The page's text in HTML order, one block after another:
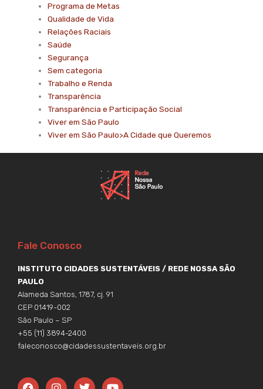
Programa de Metas
Qualidade de Vida
Relações Raciais
Saúde
Segurança
Sem categoria
Trabalho e Renda
Transparência
Transparência e Participação Social
Viver em São Paulo
Viver em São Paulo>A Cidade que Queremos
Fale Conosco
INSTITUTO CIDADES SUSTENTÁVEIS / REDE NOSSA SÃO
PAULO
Alameda Santos, 1787, cj. 91
CEP 01419-002
São Paulo – SP
+55 (11) 3894-2400
faleconosco@cidadessustentaveis.org.br
F
I
T
Y